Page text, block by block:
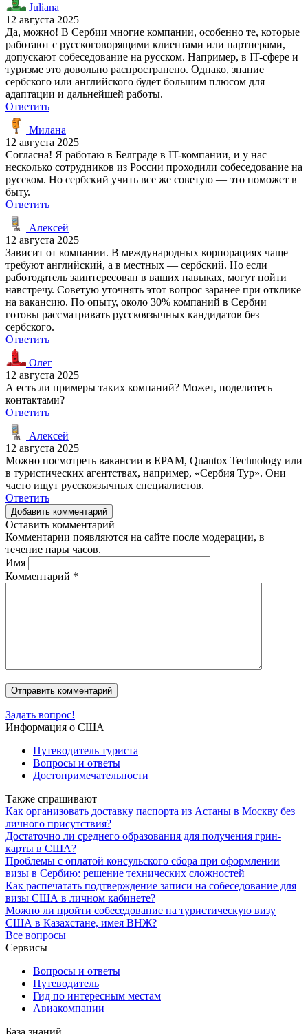
Juliana
12 августа 2025
Да, можно! В Сербии многие компании, особенно те, которые
работают с русскоговорящими клиентами или партнерами,
допускают собеседование на русском. Например, в IT-сфере и
туризме это довольно распространено. Однако, знание
сербского или английского будет большим плюсом для
адаптации и дальнейшей работы.
Ответить
Милана
12 августа 2025
Согласна! Я работаю в Белграде в IT-компании, и у нас
несколько сотрудников из России проходили собеседование на
русском. Но сербский учить все же советую — это поможет в
быту.
Ответить
Алексей
12 августа 2025
Зависит от компании. В международных корпорациях чаще
требуют английский, а в местных — сербский. Но если
работодатель заинтересован в ваших навыках, могут пойти
навстречу. Советую уточнять этот вопрос заранее при отклике
на вакансию. По опыту, около 30% компаний в Сербии
готовы рассматривать русскоязычных кандидатов без
сербского.
Ответить
Олег
12 августа 2025
А есть ли примеры таких компаний? Может, поделитесь
контактами?
Ответить
Алексей
12 августа 2025
Можно посмотреть вакансии в EPAM, Quantox Technology или
в туристических агентствах, например, «Сербия Тур». Они
часто ищут русскоязычных специалистов.
Ответить
Добавить комментарий
Оставить комментарий
Комментарии появляются на сайте после модерации, в
течение пары часов.
Имя
Комментарий *
Задать вопрос!
Информация о США
Путеводитель туриста
Вопросы и ответы
Достопримечательности
Также спрашивают
Как организовать доставку паспорта из Астаны в Москву без
личного присутствия?
Достаточно ли среднего образования для получения грин-
карты в США?
Проблемы с оплатой консульского сбора при оформлении
визы в Сербию: решение технических сложностей
Как распечатать подтверждение записи на собеседование для
визы США в личном кабинете?
Можно ли пройти собеседование на туристическую визу
США в Казахстане, имея ВНЖ?
Все вопросы
Сервисы
Вопросы и ответы
Путеводитель
Гид по интересным местам
Авиакомпании
База знаний